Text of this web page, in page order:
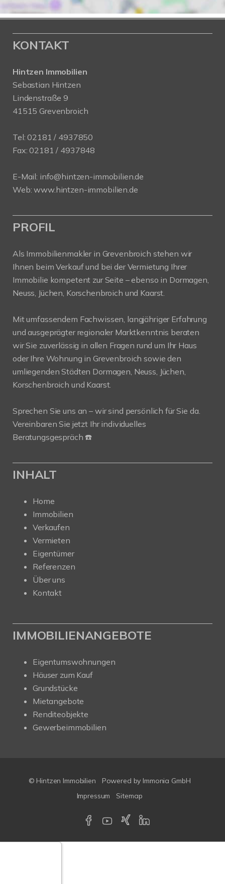
KONTAKT
Hintzen Immobilien
Sebastian Hintzen
Lindenstraße 9
41515 Grevenbroich
Tel:02181 / 4937850
Fax: 02181 / 4937848
E-Mail: info@hintzen-immobilien.de
Web:www.hintzen-immobilien.de
PROFIL
Als Immobilienmakler in Grevenbroich stehen wir
Ihnen beim Verkauf und bei der Vermietung Ihrer
Immobilie kompetent zur Seite – ebenso in Dormagen,
Neuss, Jüchen, Korschenbroich und Kaarst.
Mit umfassendem Fachwissen, langjähriger Erfahrung
und ausgeprägter regionaler Marktkenntnis beraten
wir Sie zuverlässig in allen Fragen rund um Ihr Haus
oder Ihre Wohnung in Grevenbroich sowie den
umliegenden Städten Dormagen, Neuss, Jüchen,
Korschenbroich und Kaarst.
Sprechen Sie uns an – wir sind persönlich für Sie da.
Vereinbaren Sie jetzt Ihr individuelles
Beratungsgespräch ☎️
INHALT
Home
Immobilien
Verkaufen
Vermieten
Eigentümer
Referenzen
Über uns
Kontakt
IMMOBILIENANGEBOTE
Eigentumswohnungen
Häuser zum Kauf
Grundstücke
Mietangebote
Renditeobjekte
Gewerbeimmobilien
© Hintzen Immobilien
Powered by Immonia GmbH
Impressum
Sitemap